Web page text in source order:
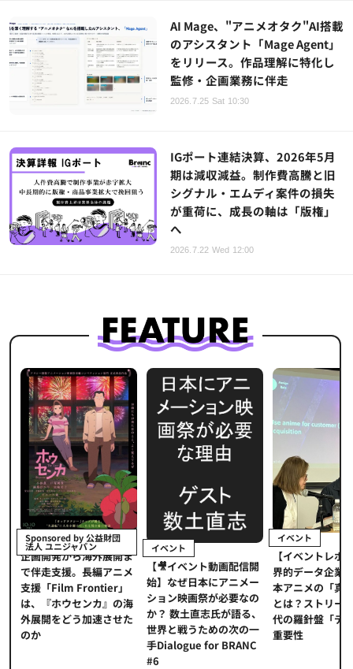
AI Mage、"アニメオタク"AI搭載
のアシスタント「Mage Agent」
をリリース。作品理解に特化し
監修・企画業務に伴走
2026.7.25 Sat 10:30
IGポート連結決算、2026年5月
期は減収減益。制作費高騰と旧
シグナル・エムディ案件の損失
が重荷に、成長の軸は「版権」
へ
2026.7.22 Wed 12:00
Sponsored by 公益財団
法人 ユニジャパン
企画開発から海外展開ま
で伴走支援。長編アニメ
支援「Film Frontier」
は、『ホウセンカ』の海
外展開をどう加速させた
のか
イベント
【🎥イベント動画配信開
始】なぜ日本にアニメー
ション映画祭が必要なの
か？ 数土直志氏が語る、
世界と戦うための次の一
手Dialogue for BRANC
#6
イベント
【イベントレポ
界的データ企業
本アニメの「真
とは？ストリー
代の羅針盤「デ
重要性